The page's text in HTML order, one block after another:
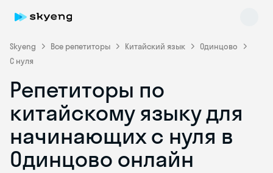
Skyeng Все репетиторы Китайский язык
Одинцово
С нуля
Репетиторы по
китайскому языку для
начинающих с нуля в
Одинцово онлайн
Skyeng Chat